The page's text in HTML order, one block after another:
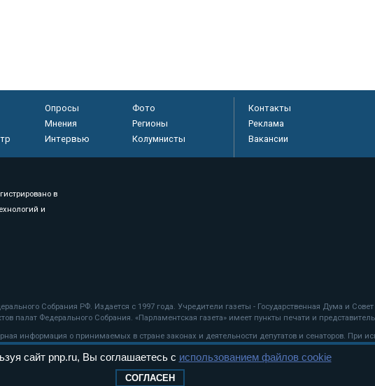
Опросы
Фото
Мнения
Регионы
Интервью Колумнисты
Контакты
Реклама
Вакансии
в
и
Собрания РФ. Издается с 1997 года. Учредители газеты - Государственная Дума и
палат Федерального Собрания. «Парламентская газета» имеет пункты печати и
информация о принимаемых в стране законах и деятельности депутатов и сенаторов. При
сайт pnp.ru, Вы соглашаетесь с использованием файлов cookie
СОГЛАСЕН